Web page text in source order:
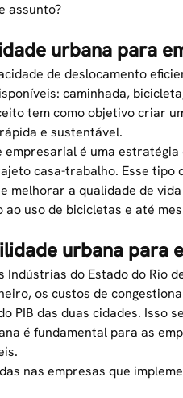
assunto?
urbana para
de deslocamento
caminhada,
tem como objetivo criar
e sustentável.
é uma
casa-trabalho. Esse tipo
melhorar a qualidade de
uso de bicicletas e até
urbana para
do Estado do Rio
os custos de
PIB das duas cidades. Isso
é fundamental para as
nas empresas que